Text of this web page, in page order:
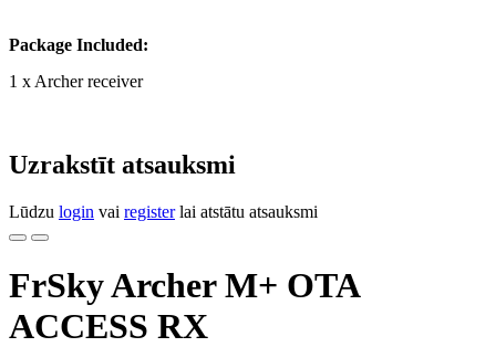
Package Included:
1 x Archer receiver
Uzrakstīt atsauksmi
Lūdzu login vai registerlai atstātu atsauksmi
FrSky Archer M+ OTA
ACCESS RX